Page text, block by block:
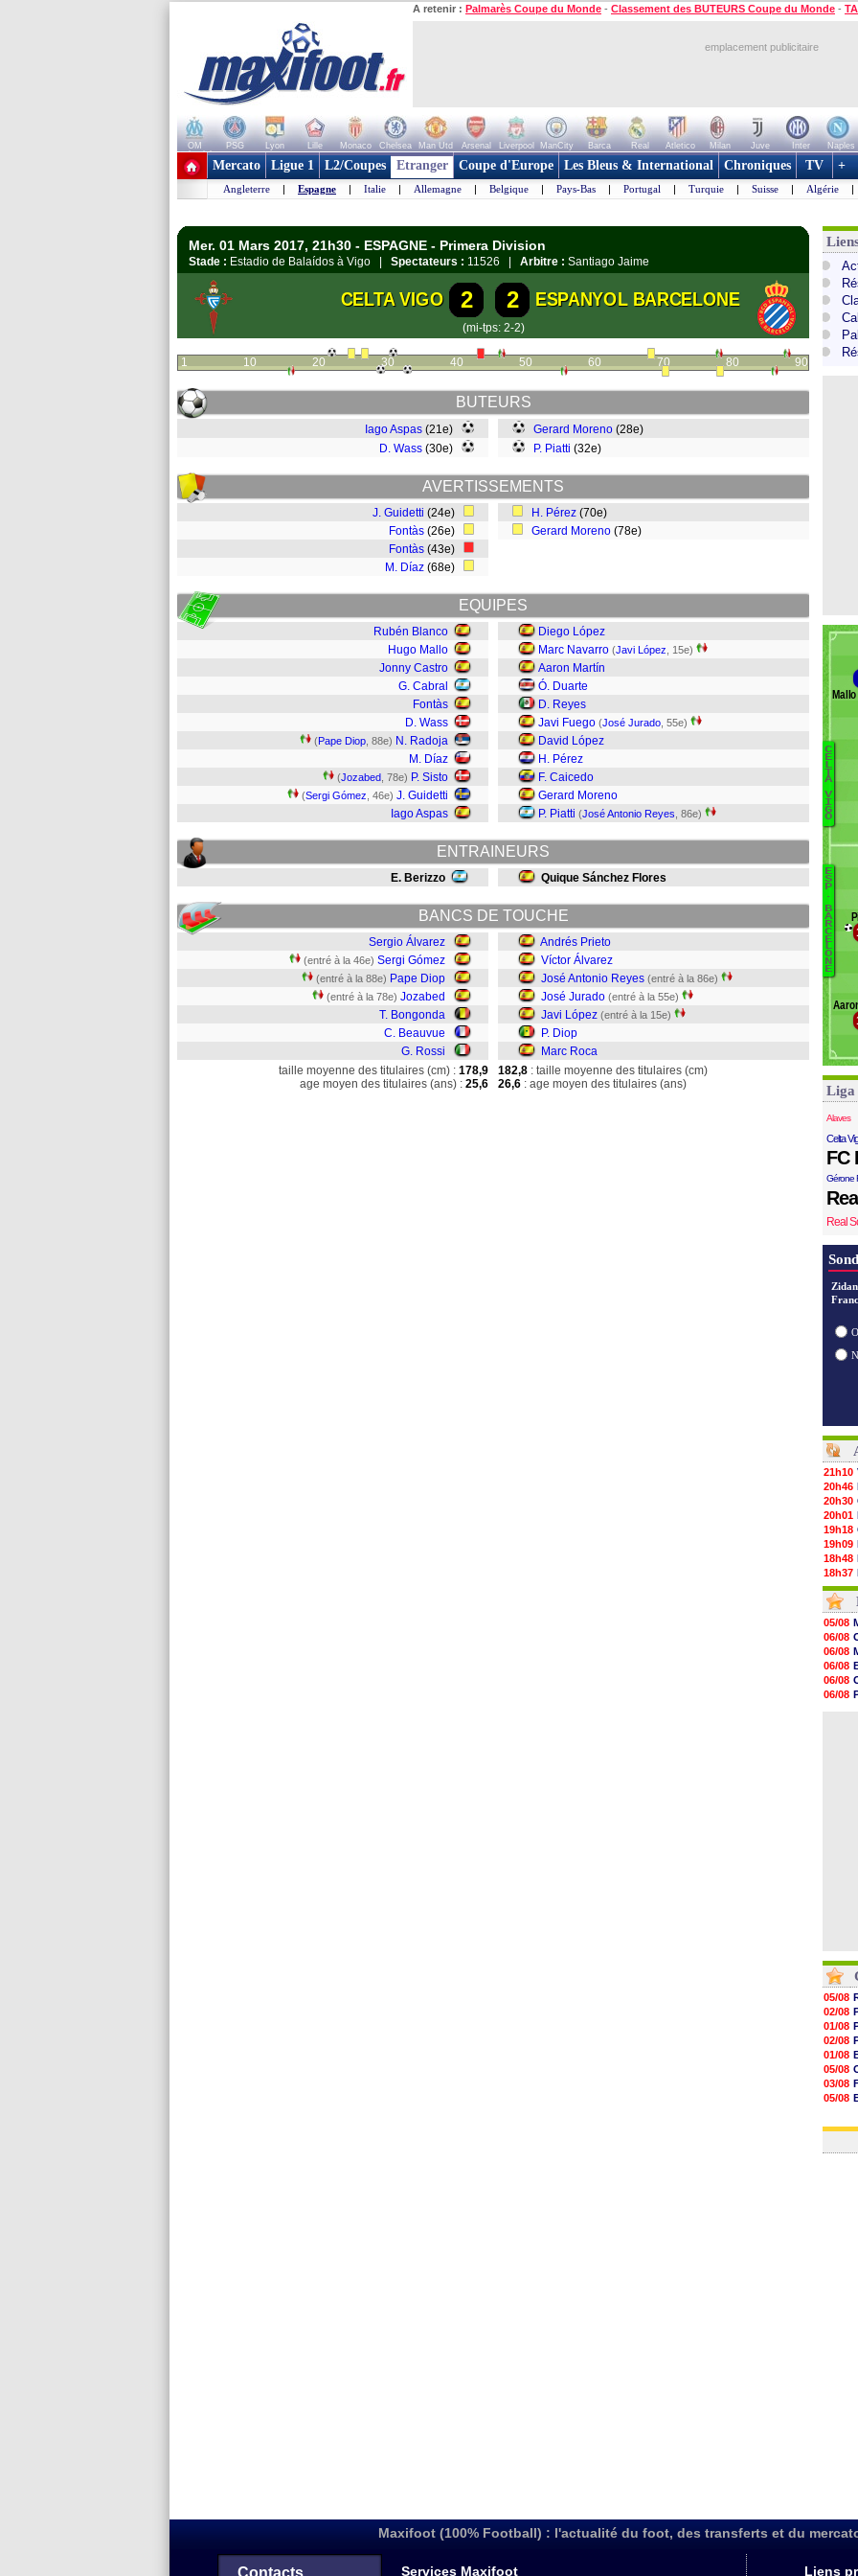
A retenir : Palmarès Coupe du Monde - Classement des BUTEURS Coupe du Monde -
emplacement publicitaire
OM PSG Lyon Lille Monaco Chelsea Man Utd Arsenal Liverpool ManCity Barca Real Atletico Milan Juve Inter Naples
+ de clubs
Mercato Ligue 1 L2/Coupes Etranger Coupe d'Europe Les Bleus & International Chroniques TV +
Angleterre | Espagne | Italie | Allemagne | Belgique | Pays-Bas | Portugal | Turquie | Suisse | Algérie |
Mer. 01 Mars 2017, 21h30 - ESPAGNE - Primera Division
Stade : Estadio de Balaídos à Vigo | Spectateurs : 11526 | Arbitre : Santiago Jaime
CELTA VIGO 2 2 ESPANYOL BARCELONE
(mi-tps: 2-2)
1 10 20 30 40 50 60 70 80 90
BUTEURS
Iago Aspas (21e)
D. Wass (30e)
Gerard Moreno (28e)
P. Piatti (32e)
AVERTISSEMENTS
J. Guidetti (24e)
Fontàs (26e)
Fontàs (43e)
M. Díaz (68e)
H. Pérez (70e)
Gerard Moreno (78e)
EQUIPES
Rubén Blanco
Hugo Mallo
Jonny Castro
G. Cabral
Fontàs
D. Wass
(Pape Diop , 88e) N. Radoja
M. Díaz
(Jozabed , 78e) P. Sisto
(Sergi Gómez , 46e) J. Guidetti
Iago Aspas
Diego López
Marc Navarro (Javi López , 15e)
Aaron Martín
Ó. Duarte
D. Reyes
Javi Fuego (José Jurado , 55e)
David López
H. Pérez
F. Caicedo
Gerard Moreno
P. Piatti (José Antonio Reyes , 86e)
ENTRAINEURS
E. Berizzo Quique Sánchez Flores
BANCS DE TOUCHE
Sergio Álvarez
(entré à la 46e) Sergi Gómez
(entré à la 88e) Pape Diop
(entré à la 78e) Jozabed
T. Bongonda
C. Beauvue
G. Rossi
Andrés Prieto
Víctor Álvarez
José Antonio Reyes (entré à la 86e)
José Jurado (entré à la 55e)
Javi López (entré à la 15e)
P. Diop
Marc Roca
taille moyenne des titulaires (cm) : 178,9
age moyen des titulaires (ans) : 25,6
182,8 : taille moyenne des titulaires (cm)
26,6 : age moyen des titulaires (ans)
C
E
L
T
A
V
I
G
O
E
S
P
.
B
A
R
C
E
L
O
N
E
Liga
Alaves
Celta
FC
Gérone
Real
21h10
20h46
20h30
20h01
19h18
19h09
18h48
18h37
18h29
17h58
17h46
17h32
17h16
16h59
16h37
16h33
16h27
05/08
06/08
06/08
06/08
06/08
06/08
05/08
02/08
01/08
02/08
01/08
05/08
03/08
05/08
03/08
Maxifoot (100% Football) : l'actualité du foot, des transferts et du
Contacts Services Maxifoot Liens